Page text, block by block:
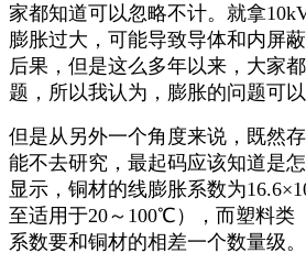
家都知道可以忽略不计。就拿
膨胀过大，可能导致导体和内屏
后果，但是这么多年以来，大家
题，所以我认为，膨胀的问题可以
但是从另外一个角度来说，既然
能不去研究，最起码应该知道是
显示，铜材的线膨胀系数为
至适用于20～100℃），而塑料类
系数要和铜材的相差一个数量级。